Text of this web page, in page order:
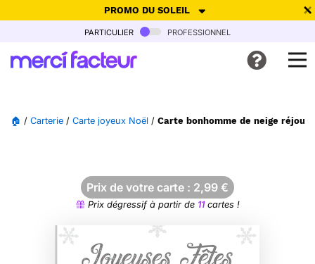
PROMO DU SOLEIL
-30% de réduction avec le code SUMMER26pour envoyer des
Ne plus afficher
particulier professionnel
🏠 / Carterie / Carte joyeux Noël / Carte bonhomme de neige
Prix de votre carte : 2,99 €
Prix dégressif à partir de 11cartes !